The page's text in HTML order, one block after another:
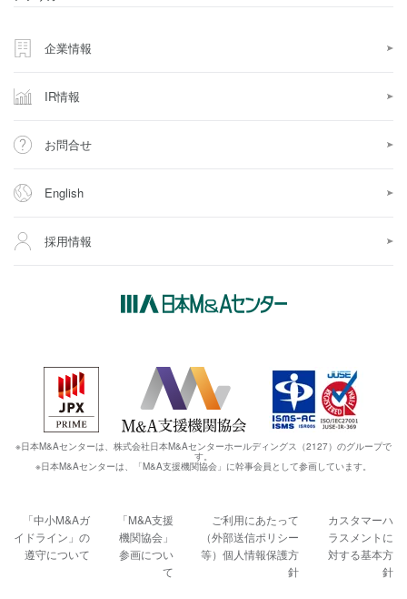
企業情報
IR情報
お問合せ
English
採用情報
※日本M&Aセンターは、株式会社日本M&Aセンターホールディングス（2127）のグループで
す。
※日本M&Aセンターは、「M&A支援機関協会」に幹事会員として参画しています。
「中小M&Aガ
イドライン」の
遵守について
「M&A支援
機関協会」
参画につい
て
ご利用にあたって
（外部送信ポリシー
等）個人情報保護方
針
カスタマーハ
ラスメントに
対する基本方
針